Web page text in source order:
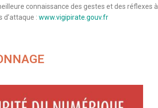
connaissance des gestes et des réflexes à
d’attaque : www.vigipirate.gouv.fr